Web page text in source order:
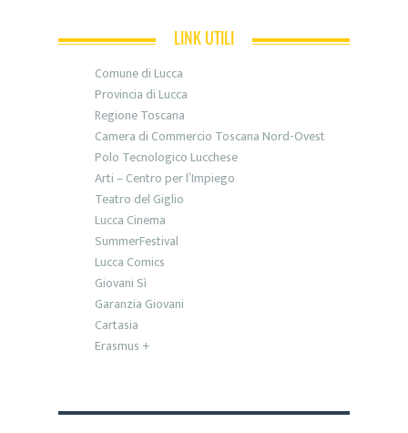
LINK UTILI
Comune di Lucca
Provincia di Lucca
Regione Toscana
Camera di Commercio Toscana Nord-Ovest
Polo Tecnologico Lucchese
Arti – Centro per l’Impiego
Teatro del Giglio
Lucca Cinema
SummerFestival
Lucca Comics
Giovani Sì
Garanzia Giovani
Cartasia
Erasmus +